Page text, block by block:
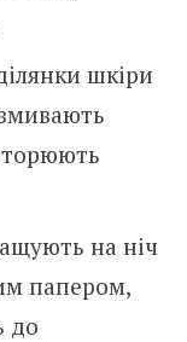
шкіри
на ніч
папером,
до